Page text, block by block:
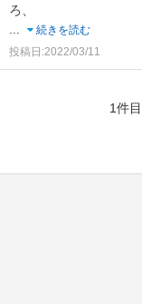
ろ、
...
続きを読む
投稿日:2022/03/11
1件